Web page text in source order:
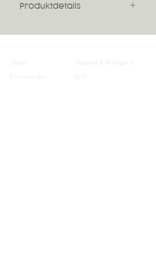
Produktdetails
waschen bei max 40°C / Keinen
Shop
Fachhändler
Versand & Rückgabe
AGB